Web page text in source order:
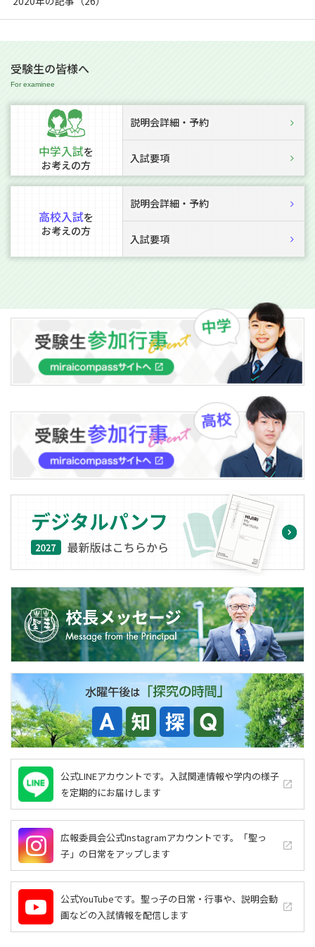
受験生の皆様へ
中学入試を
お考えの方
説明会詳細・予約
入試要項
高校入試を
お考えの方
説明会詳細・予約
入試要項
公式LINEアカウントです。入試関連情報や学内の様子
を定期的にお届けします
launch
広報委員会公式Instagramアカウントです。「聖っ
子」の日常をアップします
launch
公式YouTubeです。聖っ子の日常・行事や、説明会動
画などの入試情報を配信します
launch